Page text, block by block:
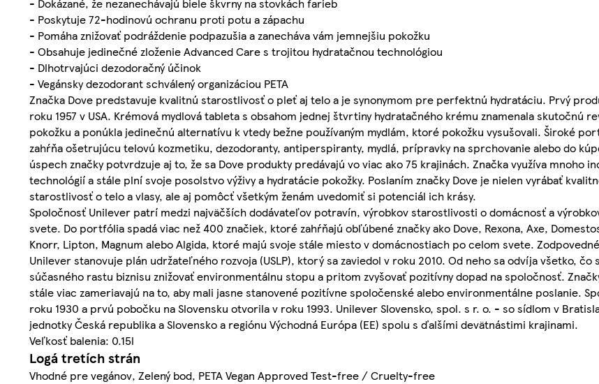
- Poskytuje 72-hodinovú ochranu proti potu a zápachu
- Pomáha znižovať podráždenie podpazušia a zanecháva vám jemnejšiu pokožku
- Obsahuje jedinečné zloženie Advanced Care s trojitou hydratačnou technológiou
- Dlhotrvajúci dezodoračný účinok
- Vegánsky dezodorant schválený organizáciou PETA
Značka Dove predstavuje kvalitnú starostlivosť o pleť aj telo a je synonymom pre perfektnú hydratáciu. Prvý
roku 1957 v USA. Krémová mydlová tableta s obsahom jednej štvrtiny hydratačného krému znamenala skutočnú
pokožku a ponúkla jedinečnú alternatívu k vtedy bežne používaným mydlám, ktoré pokožku vysušovali. Široké
zahŕňa ošetrujúcu telovú kozmetiku, dezodoranty, antiperspiranty, mydlá, prípravky na sprchovanie alebo do
úspech značky potvrdzuje aj to, že sa Dove produkty predávajú vo viac ako 75 krajinách. Značka využíva mnoho
technológií a stále plní svoje posolstvo výživy a hydratácie pokožky. Poslaním značky Dove je nielen vyrábať
starostlivosť o telo a vlasy, ale aj pomôcť všetkým ženám uvedomiť si potenciál ich krásy.
Spoločnosť Unilever patrí medzi najväčších dodávateľov potravín, výrobkov starostlivosti o domácnosť a
svete. Do portfólia spadá viac než 400 značiek, ktoré zahŕňajú obľúbené značky ako Dove, Rexona, Axe,
Knorr, Lipton, Magnum alebo Algida, ktoré majú svoje stále miesto v domácnostiach po celom svete.
Unilever stanovuje plán udržateľného rozvoja (USLP), ktorý sa zaviedol v roku 2010. Od neho sa odvíja všetko,
súčasného rastu biznisu znižovať environmentálnu stopu a pritom zvyšovať pozitívny dopad na spoločnosť.
stále viac zameriavajú na to, aby mali jasne stanovené pozitívne spoločenské alebo environmentálne poslanie.
roku 1930 a prvú pobočku na Slovensku otvorila v roku 1993. Unilever Slovensko, spol. s r. o. - so sídlom v
jednotky Česká republika a Slovensko a regiónu Východná Európa (EE) spolu s ďalšími devätnástimi krajinami.
Veľkosť balenia: 0.15l
Logá tretích strán
Vhodné pre vegánov, Zelený bod, PETA Vegan Approved Test-free / Cruelty-free